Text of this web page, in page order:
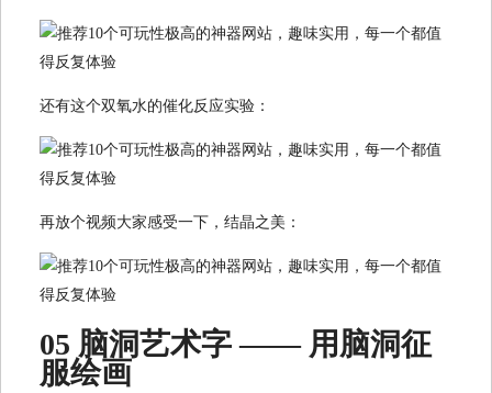
还有这个双氧水的催化反应实验：
再放个视频大家感受一下，结晶之美：
05 脑洞艺术字 —— 用脑洞征
服绘画